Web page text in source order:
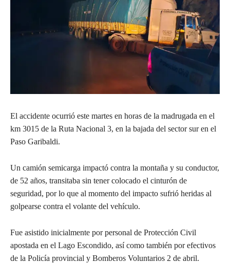
El accidente ocurrió este martes en horas de la madrugada en el
km 3015 de la Ruta Nacional 3, en la bajada del sector sur en el
Paso Garibaldi.
Un camión semicarga impactó contra la montaña y su conductor,
de 52 años, transitaba sin tener colocado el cinturón de
seguridad, por lo que al momento del impacto sufrió heridas al
golpearse contra el volante del vehículo.
Fue asistido inicialmente por personal de Protección Civil
apostada en el Lago Escondido, así como también por efectivos
de la Policía provincial y Bomberos Voluntarios 2 de abril.